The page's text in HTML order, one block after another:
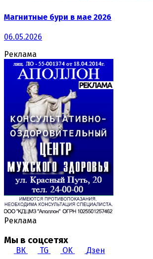
Магнитные бури в мае 2026
06.05.2026
Реклама
Реклама
Мы в соцсетях
ВК TG OK Дзен